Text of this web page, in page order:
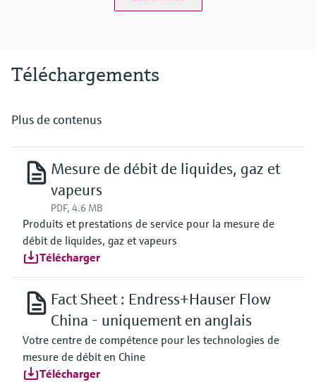
Téléchargements
Plus de contenus
Mesure de débit de liquides, gaz et
vapeurs
PDF, 4.6 MB
Produits et prestations de service pour la mesure de
débit de liquides, gaz et vapeurs
Télécharger
Fact Sheet : Endress+Hauser Flow
China - uniquement en anglais
Votre centre de compétence pour les technologies de
mesure de débit en Chine
Télécharger